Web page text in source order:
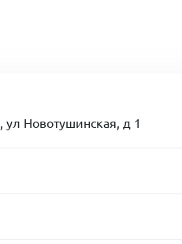
ул Новотушинская, д 1